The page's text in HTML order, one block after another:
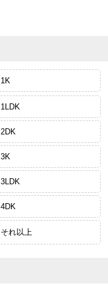
1K
1LDK
2DK
3K
3LDK
4DK
それ以上